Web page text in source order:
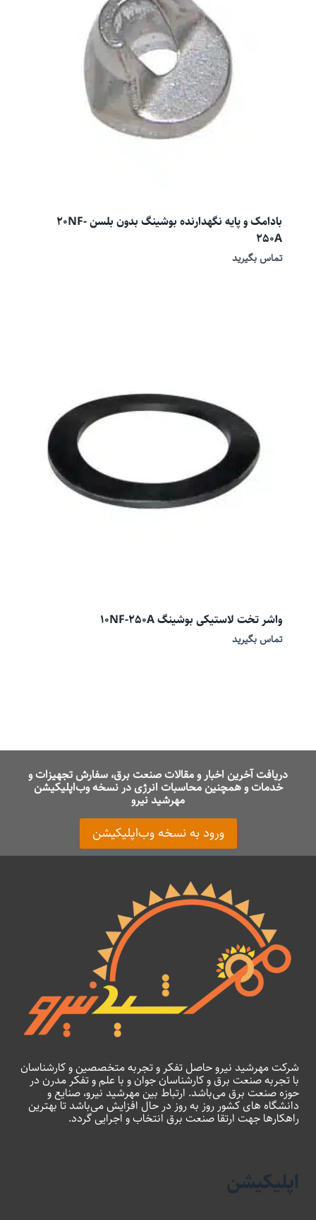
بادامک و پایه نگهدارنده بوشینگ بدون بلسن 20NF-
250A
تماس بگیرید
واشر تخت لاستیکی بوشینگ 10NF-250A
تماس بگیرید
دریافت آخرین اخبار و مقالات صنعت برق، سفارش تجهیزات و
خدمات و همچنین محاسبات انرژی در نسخه وب‌اپلیکیشن
مهرشید نیرو
ورود به نسخه وب‌اپلیکیشن
شرکت مهرشید نیرو حاصل تفکر و تجربه متخصصین و کارشناسان
با تجربه صنعت برق و کارشناسان جوان و با علم و تفکر مدرن در
حوزه صنعت برق می‌باشد. ارتباط بین مهرشید نیرو، صنایع و
دانشگاه های کشور روز به روز در حال افزایش می‌باشد تا بهترین
راهکارها جهت ارتقا صنعت برق انتخاب و اجرایی گردد.
اپلیکیشن